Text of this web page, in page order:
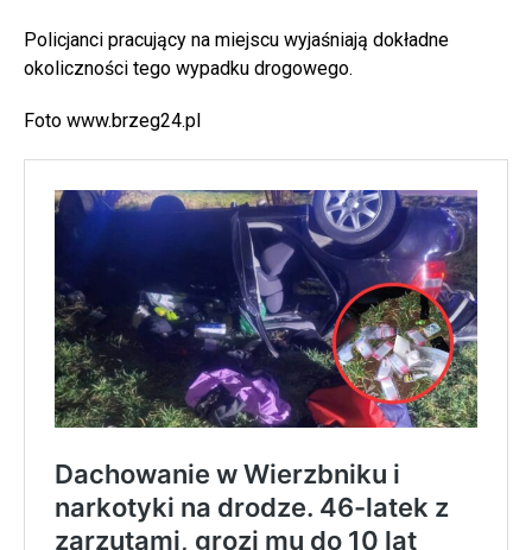
Policjanci pracujący na miejscu wyjaśniają dokładne
okoliczności tego wypadku drogowego.
Foto www.brzeg24.pl